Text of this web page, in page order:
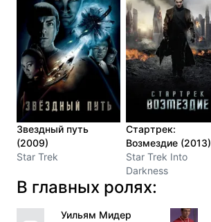
Звездный путь
(2009)
Star Trek
Стартрек:
Возмездие (2013)
Star Trek Into
Darkness
В главных ролях:
Уильям Мидер